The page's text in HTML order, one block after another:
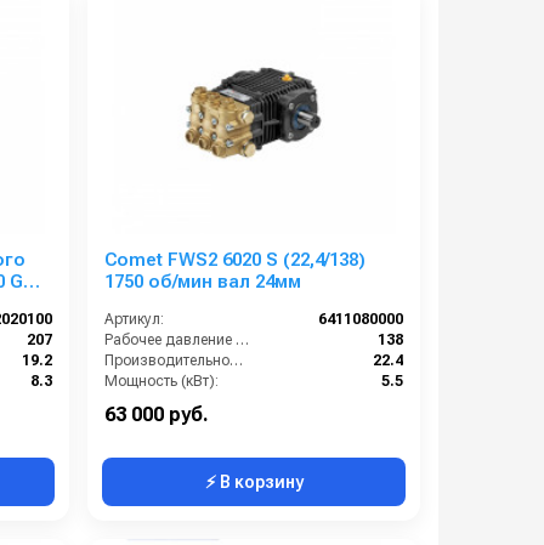
G
207
19.2
8.3
Comet FWS2 6020 S (22,4/138)
1750 об/мин вал 24мм
Артикул:
6411080000
Рабочее давление (бар):
138
Производительность (л/мин):
22.4
Мощность (кВт):
5.5
63 000 руб.
⚡ В корзину